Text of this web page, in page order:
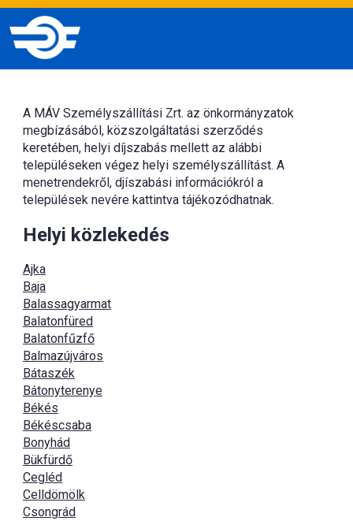
A MÁV Személyszállítási Zrt. az önkormányzatok
megbízásából, közszolgáltatási szerződés
keretében, helyi díjszabás mellett az alábbi
településeken végez helyi személyszállítást. A
menetrendekről, djíszabási információkról a
települések nevére kattintva tájékozódhatnak.
Helyi közlekedés
Ajka
Baja
Balassagyarmat
Balatonfüred
Balatonfűzfő
Balmazújváros
Bátaszék
Bátonyterenye
Békés
Békéscsaba
Bonyhád
Bükfürdő
Cegléd
Celldömölk
Csongrád